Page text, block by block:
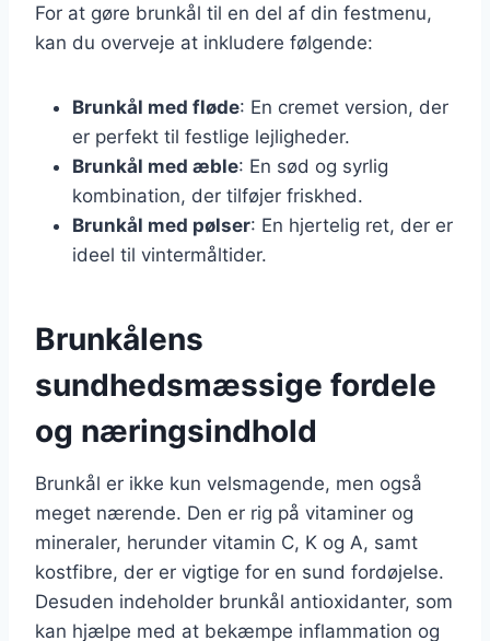
For at gøre brunkål til en del af din festmenu,
kan du overveje at inkludere følgende:
Brunkål med fløde: En cremet version, der
er perfekt til festlige lejligheder.
Brunkål med æble: En sød og syrlig
kombination, der tilføjer friskhed.
Brunkål med pølser: En hjertelig ret, der er
ideel til vintermåltider.
Brunkålens
sundhedsmæssige fordele
og næringsindhold
Brunkål er ikke kun velsmagende, men også
meget nærende. Den er rig på vitaminer og
mineraler, herunder vitamin C, K og A, samt
kostfibre, der er vigtige for en sund fordøjelse.
Desuden indeholder brunkål antioxidanter, som
kan hjælpe med at bekæmpe inflammation og